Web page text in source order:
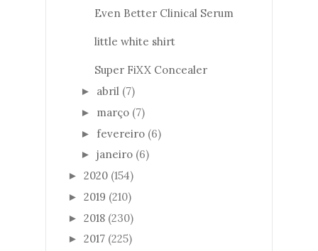
Even Better Clinical Serum
little white shirt
Super FiXX Concealer
► abril (7)
► março (7)
► fevereiro (6)
► janeiro (6)
► 2020 (154)
► 2019 (210)
► 2018 (230)
► 2017 (225)